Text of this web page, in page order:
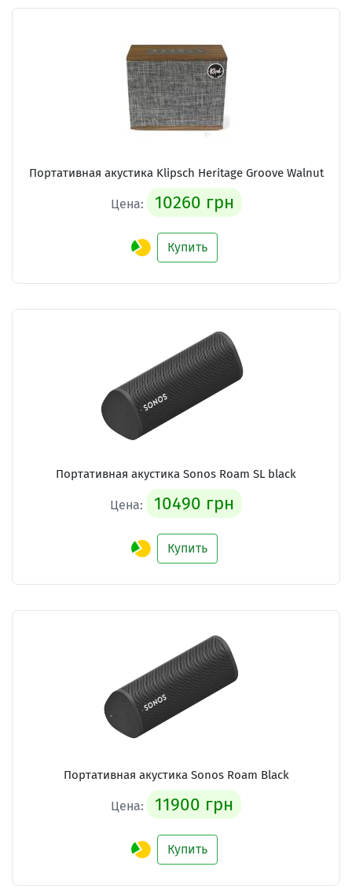
Портативная акустика Klipsch Heritage Groove Walnut
Цена: 10260 грн
Купить
Портативная акустика Sonos Roam SL black
Цена: 10490 грн
Купить
Портативная акустика Sonos Roam Black
Цена: 11900 грн
Купить